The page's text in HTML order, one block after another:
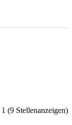
(9 Stellenanzeigen)